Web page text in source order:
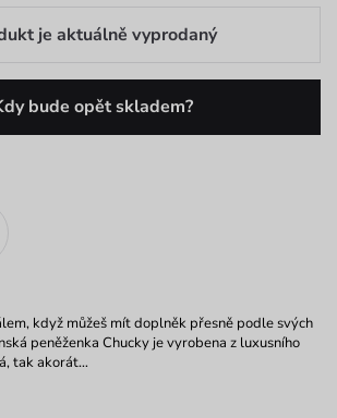
je aktuálně vyprodaný
bude opět skladem?
když můžeš mít doplněk přesně podle svých
peněženka Chucky je vyrobena z luxusního
tak akorát…